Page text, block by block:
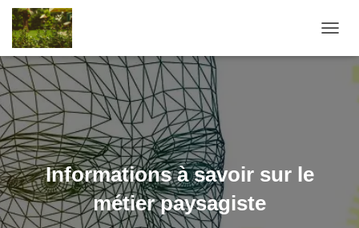
U
Informations à savoir sur le
métier paysagiste